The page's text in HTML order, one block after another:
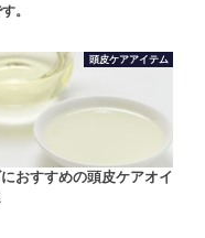
。
頭皮ケアアイテム
におすすめの頭皮ケアオイ